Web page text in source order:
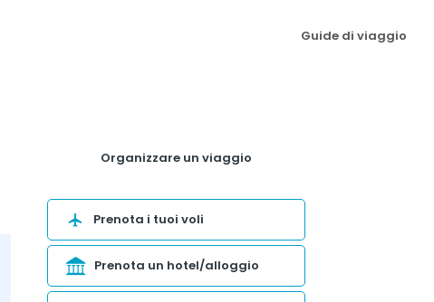
Guide di viaggio
Organizzare un viaggio
Prenota i tuoi voli
Prenota un hotel/alloggio